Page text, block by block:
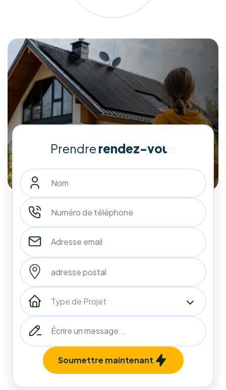
Z pour un avenir plus vert et plus économique.
Demander mon audit gratuit
10
213
Installations Réalisées
213+